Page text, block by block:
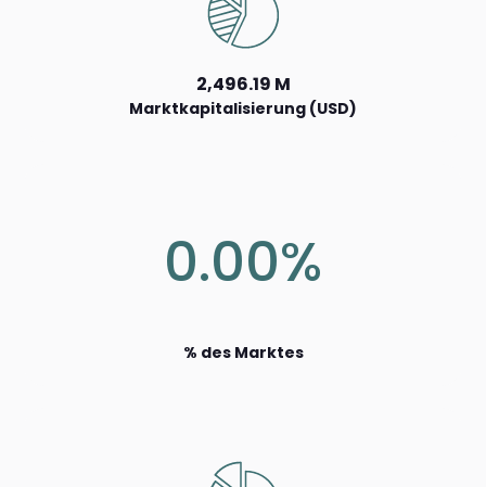
2,496.19 M
Marktkapitalisierung (USD)
0.00%
% des Marktes